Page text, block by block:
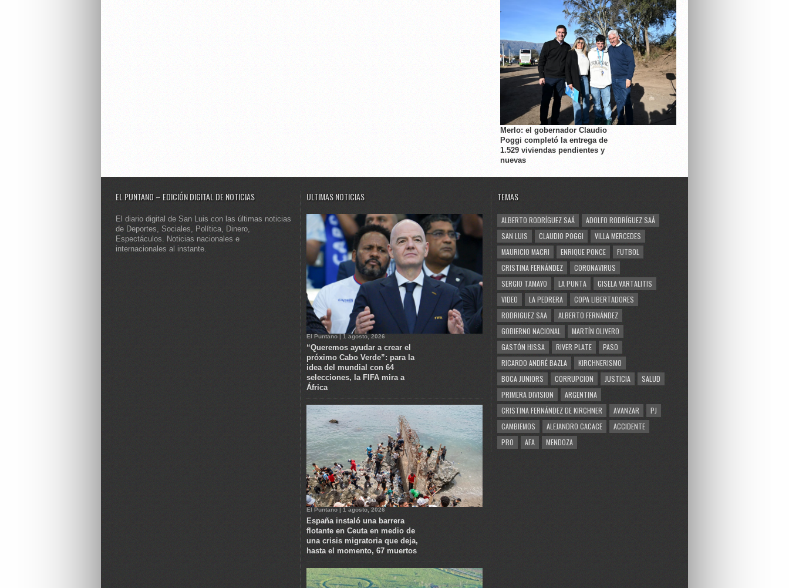
Merlo: el gobernador Claudio
Poggi completó la entrega de
1.529 viviendas pendientes y
nuevas
EL PUNTANO – EDICIÓN DIGITAL DE NOTICIAS
El diario digital de San Luis con las últimas noticias
de Deportes, Sociales, Política, Dinero,
Espectáculos. Noticias nacionales e
internacionales al instante.
ULTIMAS NOTICIAS
El Puntano | 1 agosto, 2026
“Queremos ayudar a crear el
próximo Cabo Verde”: para la
idea del mundial con 64
selecciones, la FIFA mira a
África
El Puntano | 1 agosto, 2026
España instaló una barrera
flotante en Ceuta en medio de
una crisis migratoria que deja,
hasta el momento, 67 muertos
TEMAS
ALBERTO RODRÍGUEZ SAÁ
ADOLFO RODRÍGUEZ SAÁ
SAN LUIS
CLAUDIO POGGI
VILLA MERCEDES
MAURICIO MACRI
ENRIQUE PONCE
FUTBOL
CRISTINA FERNÁNDEZ
CORONAVIRUS
SERGIO TAMAYO
LA PUNTA
GISELA VARTALITIS
VIDEO
LA PEDRERA
COPA LIBERTADORES
RODRIGUEZ SAA
ALBERTO FERNÁNDEZ
GOBIERNO NACIONAL
MARTÍN OLIVERO
GASTÓN HISSA
RIVER PLATE
PASO
RICARDO ANDRÉ BAZLA
KIRCHNERISMO
BOCA JUNIORS
CORRUPCION JUSTICIA
SALUD
PRIMERA DIVISION
ARGENTINA
CRISTINA FERNÁNDEZ DE KIRCHNER
AVANZAR
PJ
CAMBIEMOS
ALEJANDRO CACACE
ACCIDENTE
PRO
AFA MENDOZA